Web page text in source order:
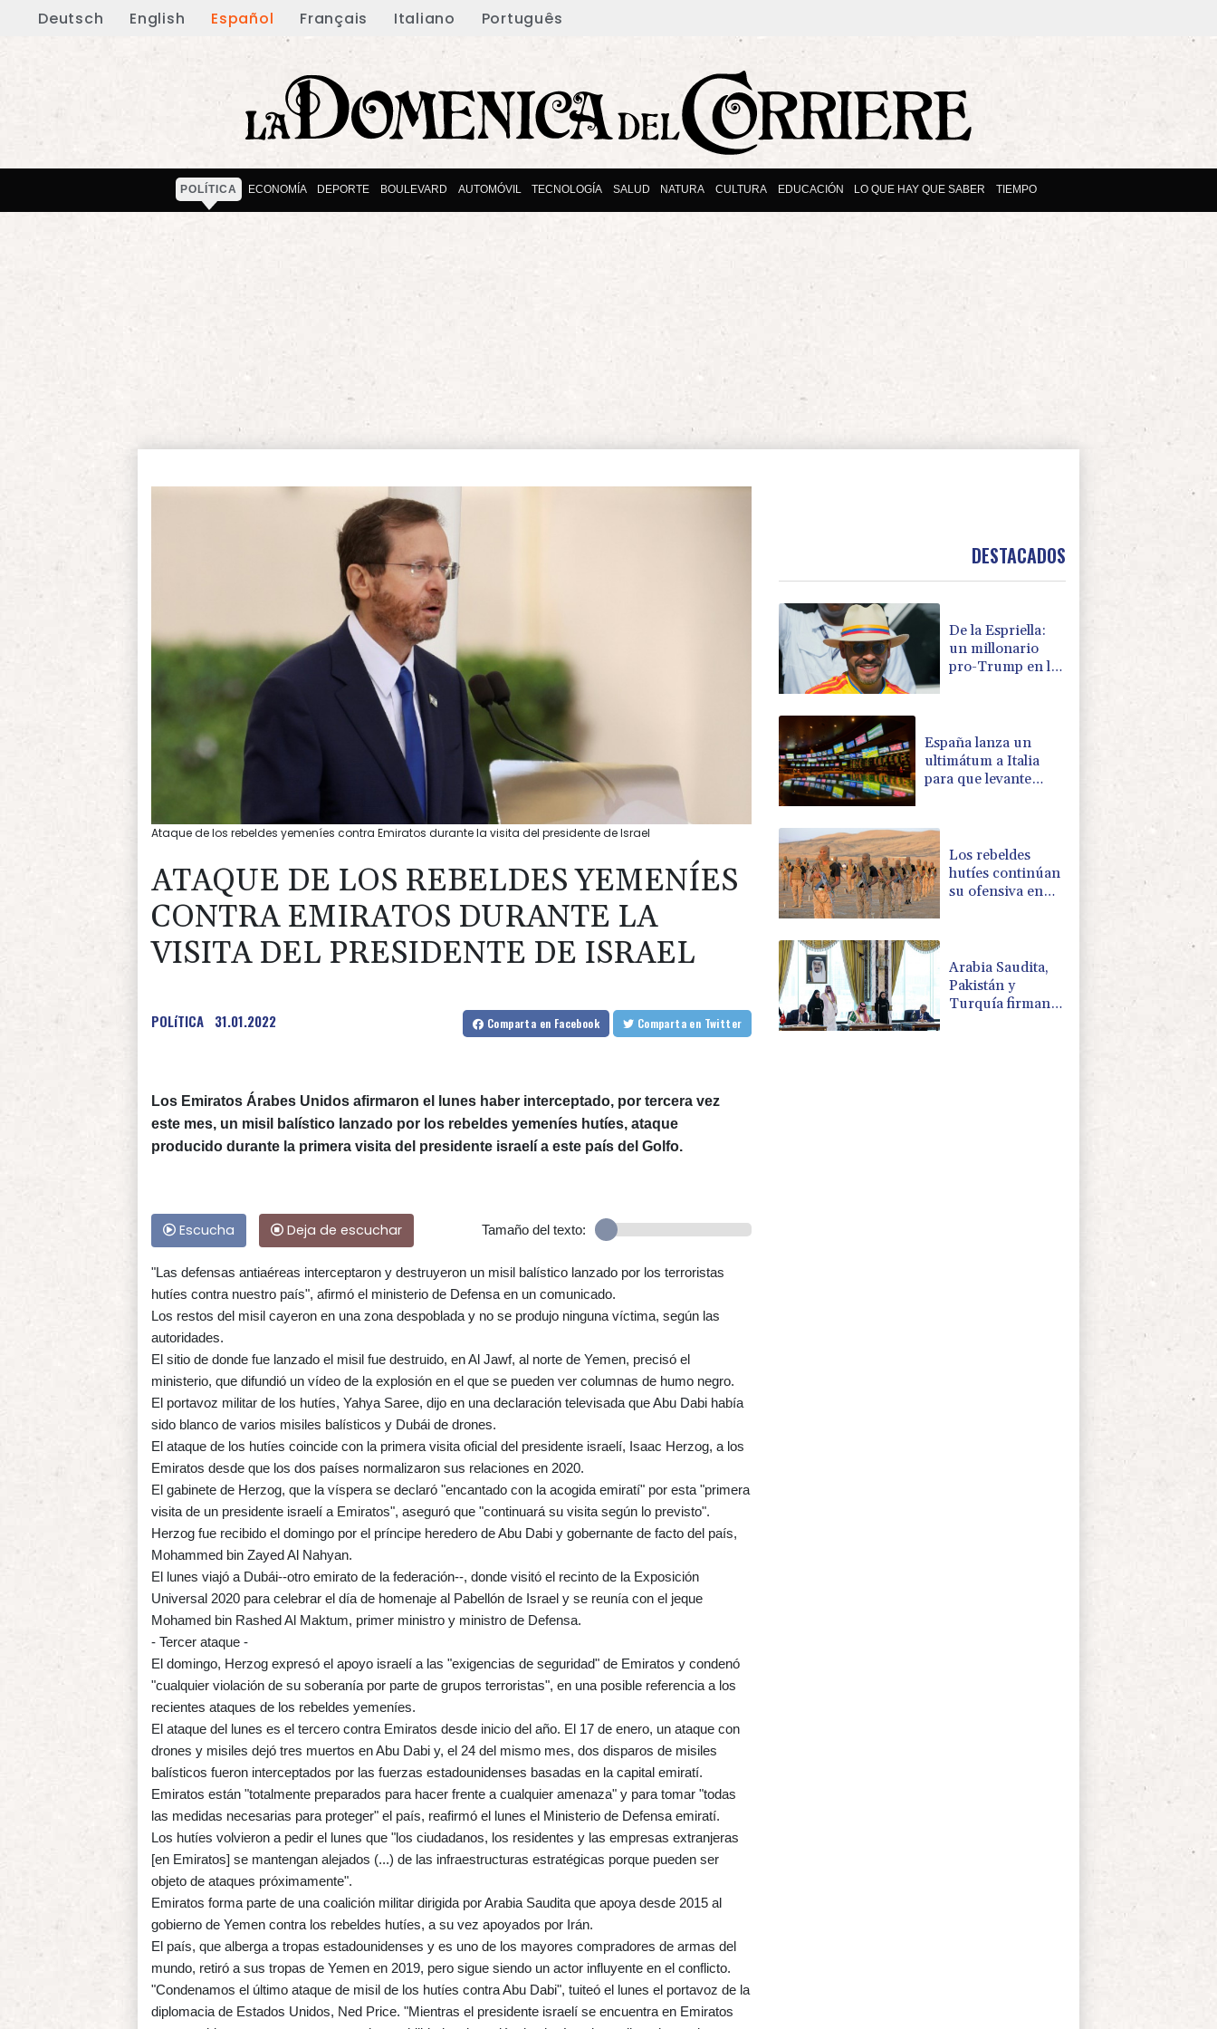
Deutsch English Español Français Italiano Português
POLÍTICA ECONOMÍA DEPORTE BOULEVARD AUTOMÓVIL TECNOLOGÍA SALUD NATURA CULTURA EDUCACIÓN LO QUE HAY QUE SABER TIEMPO
Ataque de los rebeldes yemeníes contra Emiratos durante la visita del presidente de Israel
ATAQUE DE LOS REBELDES YEMENÍES
CONTRA EMIRATOS DURANTE LA
VISITA DEL PRESIDENTE DE ISRAEL
POLíTICA 31.01.2022 Comparta en Facebook Comparta en Twitter
Los Emiratos Árabes Unidos afirmaron el lunes haber interceptado, por tercera vez
este mes, un misil balístico lanzado por los rebeldes yemeníes hutíes, ataque
producido durante la primera visita del presidente israelí a este país del Golfo.
Escucha Deja de escuchar Tamaño del texto:
"Las defensas antiaéreas interceptaron y destruyeron un misil balístico lanzado por los terroristas
hutíes contra nuestro país", afirmó el ministerio de Defensa en un comunicado.
Los restos del misil cayeron en una zona despoblada y no se produjo ninguna víctima, según las
autoridades.
El sitio de donde fue lanzado el misil fue destruido, en Al Jawf, al norte de Yemen, precisó el
ministerio, que difundió un vídeo de la explosión en el que se pueden ver columnas de humo negro.
El portavoz militar de los hutíes, Yahya Saree, dijo en una declaración televisada que Abu Dabi había
sido blanco de varios misiles balísticos y Dubái de drones.
El ataque de los hutíes coincide con la primera visita oficial del presidente israelí, Isaac Herzog, a los
Emiratos desde que los dos países normalizaron sus relaciones en 2020.
El gabinete de Herzog, que la víspera se declaró "encantado con la acogida emiratí" por esta "primera
visita de un presidente israelí a Emiratos", aseguró que "continuará su visita según lo previsto".
Herzog fue recibido el domingo por el príncipe heredero de Abu Dabi y gobernante de facto del país,
Mohammed bin Zayed Al Nahyan.
El lunes viajó a Dubái--otro emirato de la federación--, donde visitó el recinto de la Exposición
Universal 2020 para celebrar el día de homenaje al Pabellón de Israel y se reunía con el jeque
Mohamed bin Rashed Al Maktum, primer ministro y ministro de Defensa.
- Tercer ataque -
El domingo, Herzog expresó el apoyo israelí a las "exigencias de seguridad" de Emiratos y condenó
"cualquier violación de su soberanía por parte de grupos terroristas", en una posible referencia a los
recientes ataques de los rebeldes yemeníes.
El ataque del lunes es el tercero contra Emiratos desde inicio del año. El 17 de enero, un ataque con
drones y misiles dejó tres muertos en Abu Dabi y, el 24 del mismo mes, dos disparos de misiles
balísticos fueron interceptados por las fuerzas estadounidenses basadas en la capital emiratí.
Emiratos están "totalmente preparados para hacer frente a cualquier amenaza" y para tomar "todas
las medidas necesarias para proteger" el país, reafirmó el lunes el Ministerio de Defensa emiratí.
Los hutíes volvieron a pedir el lunes que "los ciudadanos, los residentes y las empresas extranjeras
[en Emiratos] se mantengan alejados (...) de las infraestructuras estratégicas porque pueden ser
objeto de ataques próximamente".
Emiratos forma parte de una coalición militar dirigida por Arabia Saudita que apoya desde 2015 al
gobierno de Yemen contra los rebeldes hutíes, a su vez apoyados por Irán.
El país, que alberga a tropas estadounidenses y es uno de los mayores compradores de armas del
mundo, retiró a sus tropas de Yemen en 2019, pero sigue siendo un actor influyente en el conflicto.
"Condenamos el último ataque de misil de los hutíes contra Abu Dabi", tuiteó el lunes el portavoz de la
diplomacia de Estados Unidos, Ned Price. "Mientras el presidente israelí se encuentra en Emiratos
DESTACADOS
De la Espriella:
un millonario
pro-Trump en la
España lanza un
ultimátum a Italia
para que levante
Los rebeldes
hutíes continúan
su ofensiva en
Arabia Saudita,
Pakistán y
Turquía firman